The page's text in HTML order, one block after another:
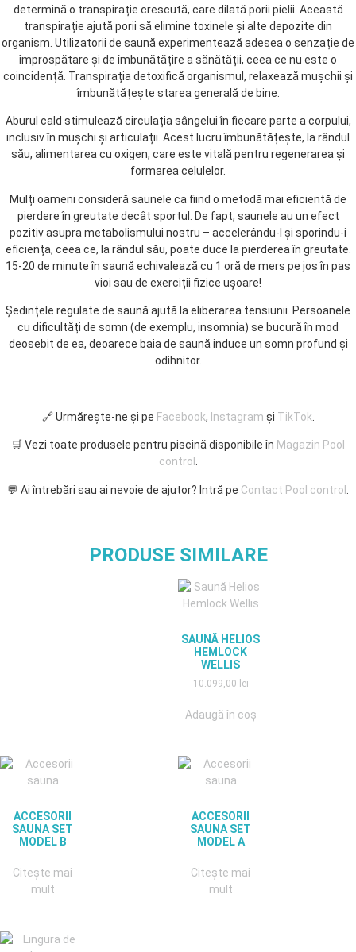
determină o transpirație crescută, care dilată porii pielii. Această
transpirație ajută porii să elimine toxinele și alte depozite din
organism. Utilizatorii de saună experimentează adesea o senzație de
împrospătare și de îmbunătățire a sănătății, ceea ce nu este o
coincidență. Transpirația detoxifică organismul, relaxează mușchii și
îmbunătățește starea generală de bine.
Aburul cald stimulează circulația sângelui în fiecare parte a corpului,
inclusiv în mușchi și articulații. Acest lucru îmbunătățește, la rândul
său, alimentarea cu oxigen, care este vitală pentru regenerarea și
formarea celulelor.
Mulți oameni consideră saunele ca fiind o metodă mai eficientă de
pierdere în greutate decât sportul. De fapt, saunele au un efect
pozitiv asupra metabolismului nostru – accelerându-l și sporindu-i
eficiența, ceea ce, la rândul său, poate duce la pierderea în greutate.
15-20 de minute în saună echivalează cu 1 oră de mers pe jos în pas
vioi sau de exerciții fizice ușoare!
Ședințele regulate de saună ajută la eliberarea tensiunii. Persoanele
cu dificultăți de somn (de exemplu, insomnia) se bucură în mod
deosebit de ea, deoarece baia de saună induce un somn profund și
odihnitor.
🔗 Urmărește-ne și pe Facebook, Instagram și TikTok
🛒 Vezi toate produsele pentru piscină disponibile în Magazin Pool
control
💬 Ai întrebări sau ai nevoie de ajutor? Intră pe Contact Pool control
PRODUSE SIMILARE
SAUNĂ HELIOS
HEMLOCK
WELLIS
10.099,00 lei
Adaugă în coș
ACCESORII
SAUNA SET
MODEL B
Citește mai
mult
ACCESORII
SAUNA SET
MODEL A
Citește mai
mult